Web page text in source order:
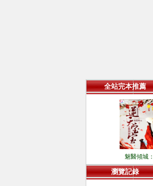
全站完本推薦
魅醫傾城：
瀏覽記錄